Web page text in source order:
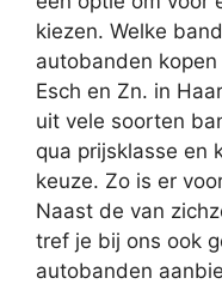
kiezen. Welke
autobanden
Esch en Zn. in
uit vele soorten
qua prijsklasse en
keuze. Zo is er
Naast de van
tref je bij ons ook
autobanden